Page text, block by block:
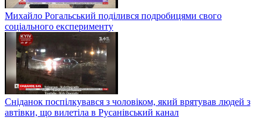
Михайло Рогальський поділився подробицями свого
соціального експерименту
Сніданок поспілкувався з чоловіком, який врятував людей з
автівки, що вилетіла в Русанівський канал